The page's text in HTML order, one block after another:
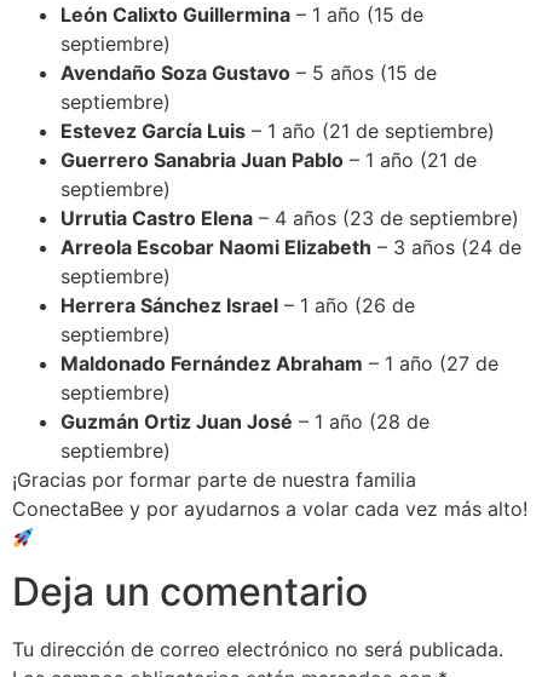
León Calixto Guillermina – 1 año (15 de
septiembre)
Avendaño Soza Gustavo – 5 años (15 de
septiembre)
Estevez García Luis – 1 año (21 de septiembre)
Guerrero Sanabria Juan Pablo – 1 año (21 de
septiembre)
Urrutia Castro Elena – 4 años (23 de septiembre)
Arreola Escobar Naomi Elizabeth – 3 años (24 de
septiembre)
Herrera Sánchez Israel – 1 año (26 de
septiembre)
Maldonado Fernández Abraham – 1 año (27 de
septiembre)
Guzmán Ortiz Juan José – 1 año (28 de
septiembre)
¡Gracias por formar parte de nuestra familia
ConectaBee y por ayudarnos a volar cada vez más alto!
Deja un comentario
Tu dirección de correo electrónico no será publicada.